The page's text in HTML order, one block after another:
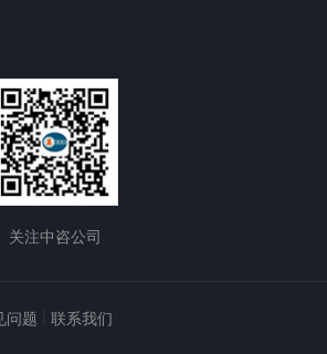
关注中咨公司
问题 联系我们